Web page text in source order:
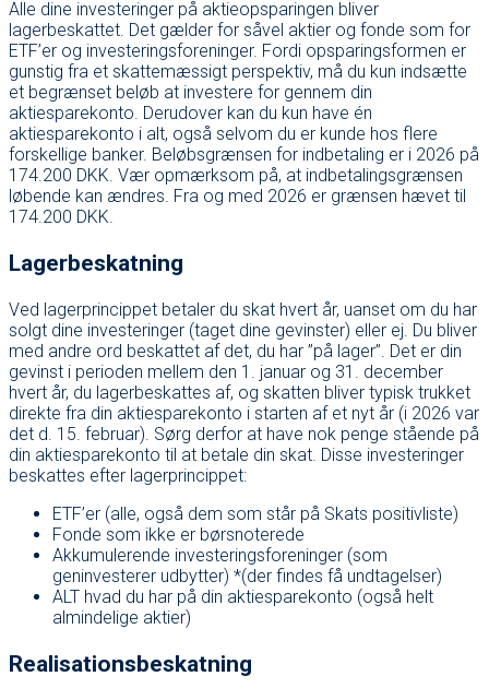
Alle dine investeringer på aktieopsparingen bliver
lagerbeskattet. Det gælder for såvel aktier og fonde som for
ETF’er og investeringsforeninger. Fordi opsparingsformen er
gunstig fra et skattemæssigt perspektiv, må du kun indsætte
et begrænset beløb at investere for gennem din
aktiesparekonto. Derudover kan du kun have én
aktiesparekonto i alt, også selvom du er kunde hos flere
forskellige banker. Beløbsgrænsen for indbetaling er i 2026 på
174.200 DKK. Vær opmærksom på, at indbetalingsgrænsen
løbende kan ændres. Fra og med 2026 er grænsen hævet til
174.200 DKK.
Lagerbeskatning
Ved lagerprincippet betaler du skat hvert år, uanset om du har
solgt dine investeringer (taget dine gevinster) eller ej. Du bliver
med andre ord beskattet af det, du har ”på lager”. Det er din
gevinst i perioden mellem den 1. januar og 31. december
hvert år, du lagerbeskattes af, og skatten bliver typisk trukket
direkte fra din aktiesparekonto i starten af et nyt år (i 2026 var
det d. 15. februar). Sørg derfor at have nok penge stående på
din aktiesparekonto til at betale din skat. Disse investeringer
beskattes efter lagerprincippet:
ETF’er (alle, også dem som står på Skats positivliste)
Fonde som ikke er børsnoterede
Akkumulerende investeringsforeninger (som
geninvesterer udbytter) *(der findes få undtagelser)
ALT hvad du har på din aktiesparekonto (også helt
almindelige aktier)
Realisationsbeskatning